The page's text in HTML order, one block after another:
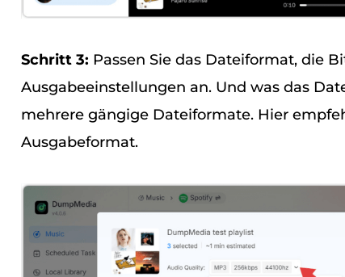
Schritt 3: Passen Sie das Dateiformat, die
Ausgabeeinstellungen an. Und was das
mehrere gängige Dateiformate. Hier
Ausgabeformat.